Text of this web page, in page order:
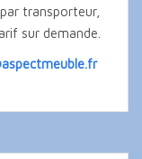
transporteur,
sur demande.